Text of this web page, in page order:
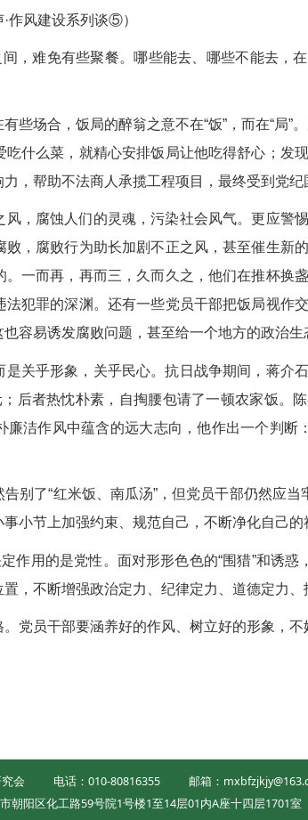
作风建设系列谈⑤）
，难免有些聚餐。哪些能去、哪些不能去，
些场合，饭局的醉翁之意不在“饭”，而在“局”
什么菜，就精心安排饭局让他吃得舒心；发
，帮助不法商人承揽工程项目，最终受到党纪
，腐蚀人们的灵魂，污染社会风气。更应警
，腐败行为助长加剧不正之风，甚至催生新
一而再，再而三，久而久之，他们在推杯换
犯罪的深渊。还有一些党员干部把饭局视作
容易诱发腐败问题，甚至给一个地方的政治生
关乎形象，关乎民心。抗日战争期间，蒋介
后者热忱朴素，自掏腰包请了一顿农家饭。
廉洁作风中蕴含的远大志向，他作出一个判断
别了“红米饭、南瓜汤”，但党员干部仍然应当
小节上加强约束、规范自己，不断净化自己的
作用的是党性。面对形形色色的“围猎”和诱惑
，不断增强政治定力、纪律定力、道德定力、
党员干部要涵养好的作风、树立好的形象，不
会 电话：010-80816355 邮箱：
朝阳区化工路59号院1号楼1至14层01内A座十四层1701室